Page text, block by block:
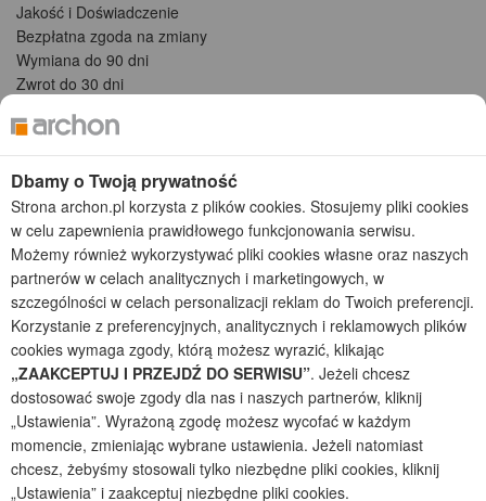
Jakość i Doświadczenie
Bezpłatna zgoda na zmiany
Wymiana do 90 dni
Zwrot do 30 dni
Wysyłka za pobraniem
Płatności
Kolekcje projektów
Gotowe projekty domów
Projekty domów tanich w budowie
Projekty domów szeregowych
Dbamy o Twoją prywatność
Strona archon.pl korzysta z plików cookies. Stosujemy pliki cookies
w celu zapewnienia prawidłowego funkcjonowania serwisu.
Możemy również wykorzystywać pliki cookies własne oraz naszych
partnerów w celach analitycznych i marketingowych, w
szczególności w celach personalizacji reklam do Twoich preferencji.
Korzystanie z preferencyjnych, analitycznych i reklamowych plików
cookies wymaga zgody, którą możesz wyrazić, klikając
„ZAAKCEPTUJ I PRZEJDŹ DO SERWISU”. Jeżeli chcesz
dostosować swoje zgody dla nas i naszych partnerów, kliknij
„Ustawienia”. Wyrażoną zgodę możesz wycofać w każdym
momencie, zmieniając wybrane ustawienia. Jeżeli natomiast
chcesz, żebyśmy stosowali tylko niezbędne pliki cookies, kliknij
„Ustawienia” i zaakceptuj niezbędne pliki cookies.